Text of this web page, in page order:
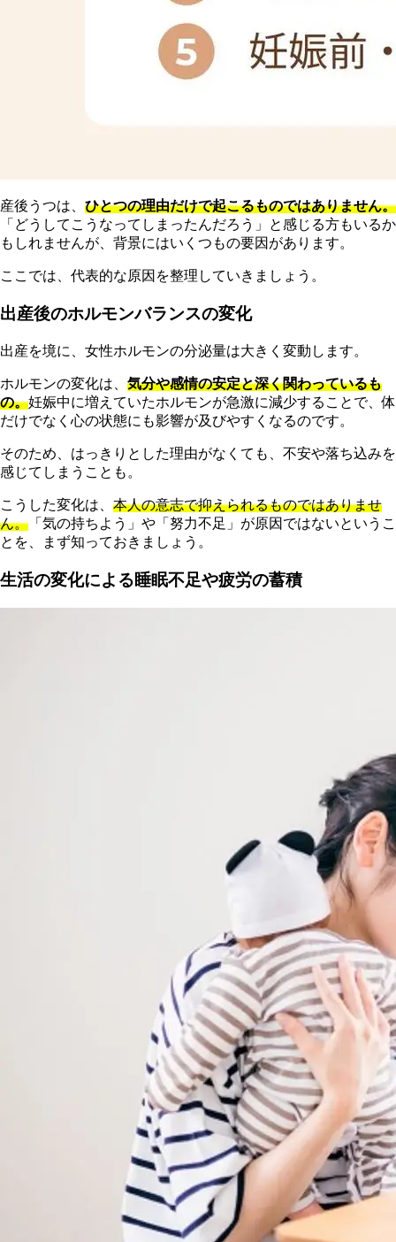
産後うつは、 ひとつの理由だけで起こるものではありません。
「どうしてこうなってしまったんだろう」と感じる方もいるか
もしれませんが、背景にはいくつもの要因があります。
ここでは、代表的な原因を整理していきましょう。
出産後のホルモンバランスの変化
出産を境に、女性ホルモンの分泌量は大きく変動します。
ホルモンの変化は、 気分や感情の安定と深く関わっているも
の。妊娠中に増えていたホルモンが急激に減少することで、体
だけでなく心の状態にも影響が及びやすくなるのです。
そのため、はっきりとした理由がなくても、不安や落ち込みを
感じてしまうことも。
こうした変化は、 本人の意志で抑えられるものではありませ
ん。 「気の持ちよう」や「努力不足」が原因ではないというこ
とを、まず知っておきましょう。
生活の変化による睡眠不足や疲労の蓄積